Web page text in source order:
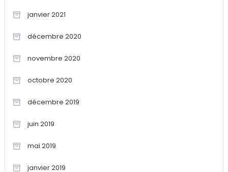
janvier 2021
décembre 2020
novembre 2020
octobre 2020
décembre 2019
juin 2019
mai 2019
janvier 2019